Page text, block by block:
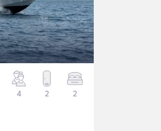
4 2 2